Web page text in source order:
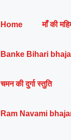
Home माँ की
Banke Bihari
चमन की दुर्गा स्तुति
Ram Navami